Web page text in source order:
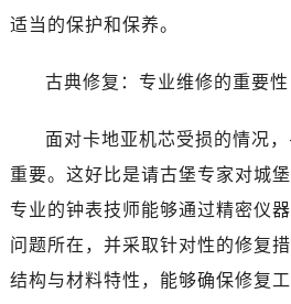
适当的保护和保养。
古典修复：专业维修的重要性
面对卡地亚机芯受损的情况
重要。这好比是请古堡专家对城
专业的钟表技师能够通过精密仪
问题所在，并采取针对性的修复
结构与材料特性，能够确保修复